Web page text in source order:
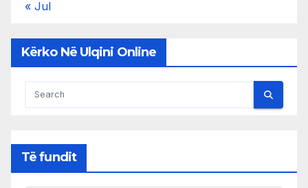
« Jul
Kërko Në Ulqini Online
Të fundit